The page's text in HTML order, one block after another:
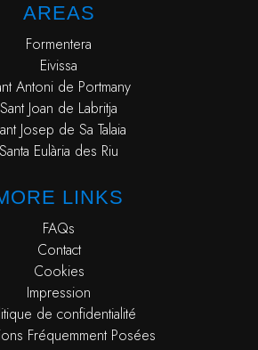
AREAS
Formentera
Eivissa
Antoni de Portmany
Sant Joan de Labritja
Josep de Sa Talaia
Santa Eulària des Riu
LINKS
FAQs
Contact
Cookies
Impression
de confidentialité
Fréquemment Posées